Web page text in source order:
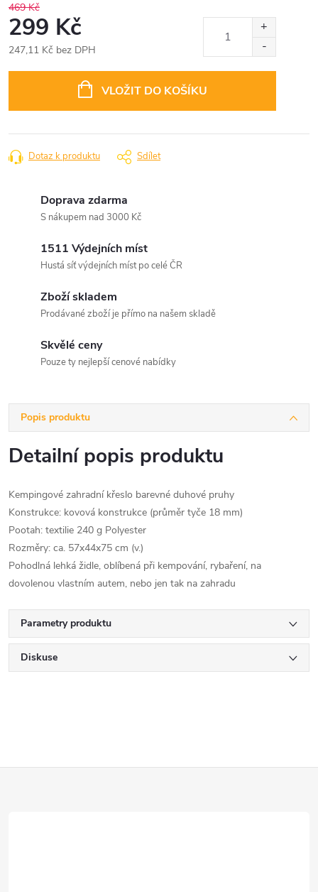
469 Kč
299 Kč
247,11 Kč bez DPH
VLOŽIT DO KOŠÍKU
Dotaz k produktu Sdílet
Doprava zdarma
S nákupem nad 3000 Kč
1511 Výdejních míst
Hustá síť výdejních míst po celé ČR
Zboží skladem
Prodávané zboží je přímo na našem skladě
Skvělé ceny
Pouze ty nejlepší cenové nabídky
Popis produktu
Detailní popis produktu
Kempingové zahradní křeslo barevné duhové pruhy
Konstrukce: kovová konstrukce (průměr tyče 18 mm)
Pootah: textilie 240 g Polyester
Rozměry: ca. 57x44x75 cm (v.)
Pohodlná lehká židle, oblíbená při kempování, rybaření, na
dovolenou vlastním autem, nebo jen tak na zahradu
Parametry produktu
Diskuse